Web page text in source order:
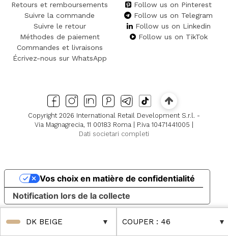
DK BEIGE COUPER : 46
Retours et remboursements
Suivre la commande
Suivre le retour
Méthodes de paiement
Commandes et livraisons
Écrivez-nous sur WhatsApp
Follow us on Pinterest
Follow us on Telegram
Follow us on Linkedin
Follow us on TikTok
Copyright 2026 International Retail Development S.r.l. -
Via Magnagrecia, 11 00183 Roma | P.iva 10471441005 |
Dati societari completi
Notification lors de la collecte
Vos choix en matière de confidentialité